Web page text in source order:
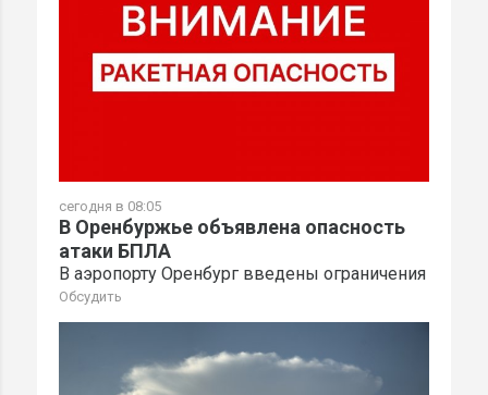
сегодня в 08:05
В Оренбуржье объявлена опасность
атаки БПЛА
В аэропорту Оренбург введены ограничения
Обсудить